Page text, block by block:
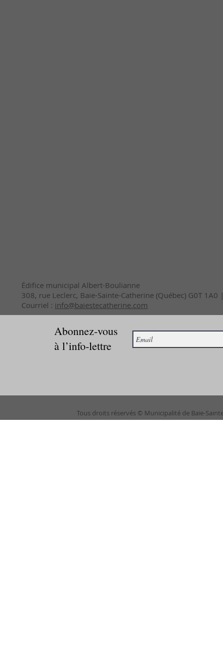
Édifice municipal Albert-Boulianne
308, rue Leclerc, Baie-Sainte-Catherine (Québec) G0T
Courriel : info@baiestecatherine.com
Abonnez-vous
à l’info-lettre
Tous droits réservés © Municipalité de Baie-